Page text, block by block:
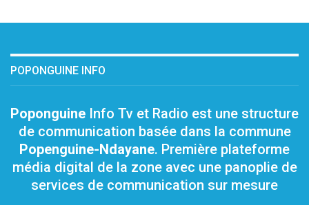
POPONGUINE INFO
Poponguine Info Tv et Radio est une structure
de communication basée dans la commune
Popenguine-Ndayane. Première plateforme
média digital de la zone avec une panoplie de
services de communication sur mesure